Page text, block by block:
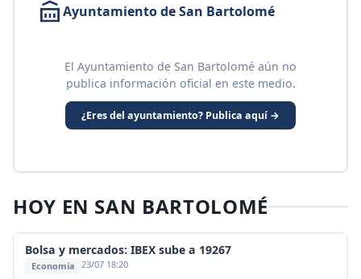
Ayuntamiento de San Bartolomé
El Ayuntamiento de San Bartolomé aún no
publica información oficial en este medio.
¿Eres del ayuntamiento? Publica aquí →
HOY EN SAN BARTOLOMÉ
Bolsa y mercados: IBEX sube a 19267
Economía 23/07 18:20